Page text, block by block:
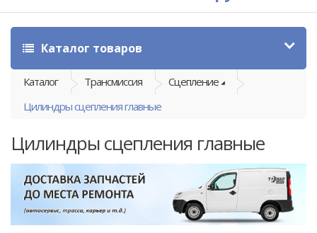
Каталог товаров
Каталог Трансмиссия
Сцепление
Цилиндры сцепления главные
Цилиндры сцепления главные